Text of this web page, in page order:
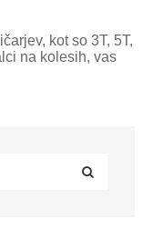
kot so 3T, 5T,
na kolesih, vas